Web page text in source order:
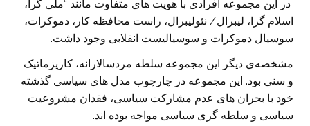
در این مجموعه افرادی با هویت های متفاوت مانند “ملی گرا،
اسلام گرا، لیبرال/ نئولیبرال، راست محافظه کار، دموکرات،
سوسیال دموکرات و سوسیالیست انقلابی وجود داشت.
مشخصه‌ی دیگر این مجموعه سلطه مردسالارانه، کاریزماتیک
و سنی بود. این مجموعه در چارچوب مدل های سیاسی گذشته
خود با بحران های عدم مشارکت سیاسی، فقدان مشروعیت
سیاسی و سلطه گری سیاسی مواجه بوده اند.